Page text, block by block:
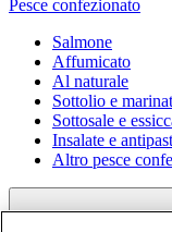
Pesce confezionato
Salmone
Affumicato
Al naturale
Sottolio e
Sottosale e
Insalate e
Altro pesce